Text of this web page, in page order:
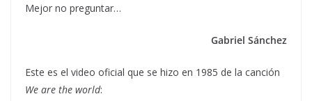
Mejor no preguntar…
Gabriel Sánchez
Este es el video oficial que se hizo en 1985 de la canción
We are the world: